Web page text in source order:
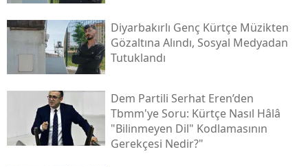
Diyarbakırlı Genç Kürtçe Müzikten
Gözaltına Alındı, Sosyal Medyadan
Tutuklandı
Dem Partili Serhat Eren’den
Tbmm'ye Soru: Kürtçe Nasıl Hâlâ
"bilinmeyen Dil" Kodlamasının
Gerekçesi Nedir?"